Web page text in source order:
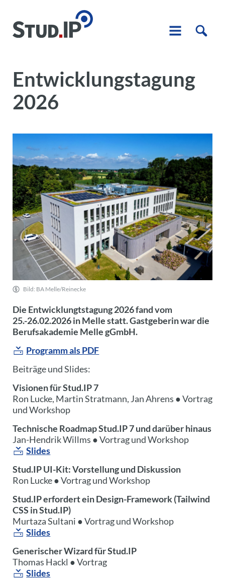
Entwicklungstagung
2026
Bild: BA Melle/Reinecke
Die Entwicklungtstagung 2026 fand vom
25.-26.02.2026 in Melle statt. Gastgeberin war die
Berufsakademie Melle gGmbH.
Programm als PDF
Beiträge und Slides:
Visionen für Stud.IP 7
Ron Lucke, Martin Stratmann, Jan Ahrens ● Vortrag
und Workshop
Technische Roadmap Stud.IP 7 und darüber hinaus
Jan-Hendrik Willms ● Vortrag und Workshop
Slides
Stud.IP UI-Kit: Vorstellung und Diskussion
Ron Lucke ● Vortrag und Workshop
Stud.IP erfordert ein Design-Framework (Tailwind
CSS in Stud.IP)
Murtaza Sultani ● Vortrag und Workshop
Slides
Generischer Wizard für Stud.IP
Thomas Hackl ● Vortrag
Slides